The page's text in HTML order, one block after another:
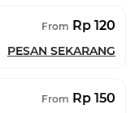
From Rp 120
PESAN SEKARANG
From Rp 150